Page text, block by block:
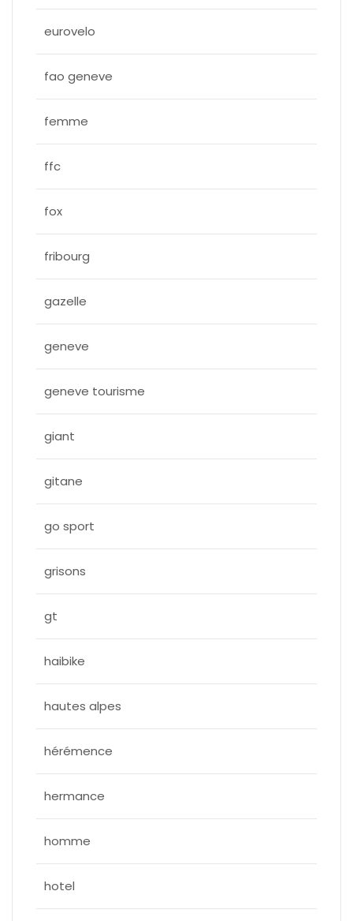
eurovelo
fao geneve
femme
ffc
fox
fribourg
gazelle
geneve
geneve tourisme
giant
gitane
go sport
grisons
gt
haibike
hautes alpes
hérémence
hermance
homme
hotel